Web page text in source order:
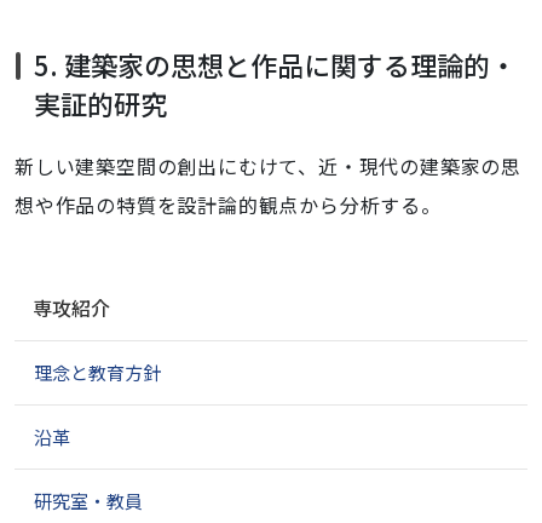
5. 建築家の思想と作品に関する理論的・
実証的研究
新しい建築空間の創出にむけて、近・現代の建築家の思
想や作品の特質を設計論的観点から分析する。
ゲ
シ
ン
専攻紹介
理念と教育方針
沿革
研究室・教員